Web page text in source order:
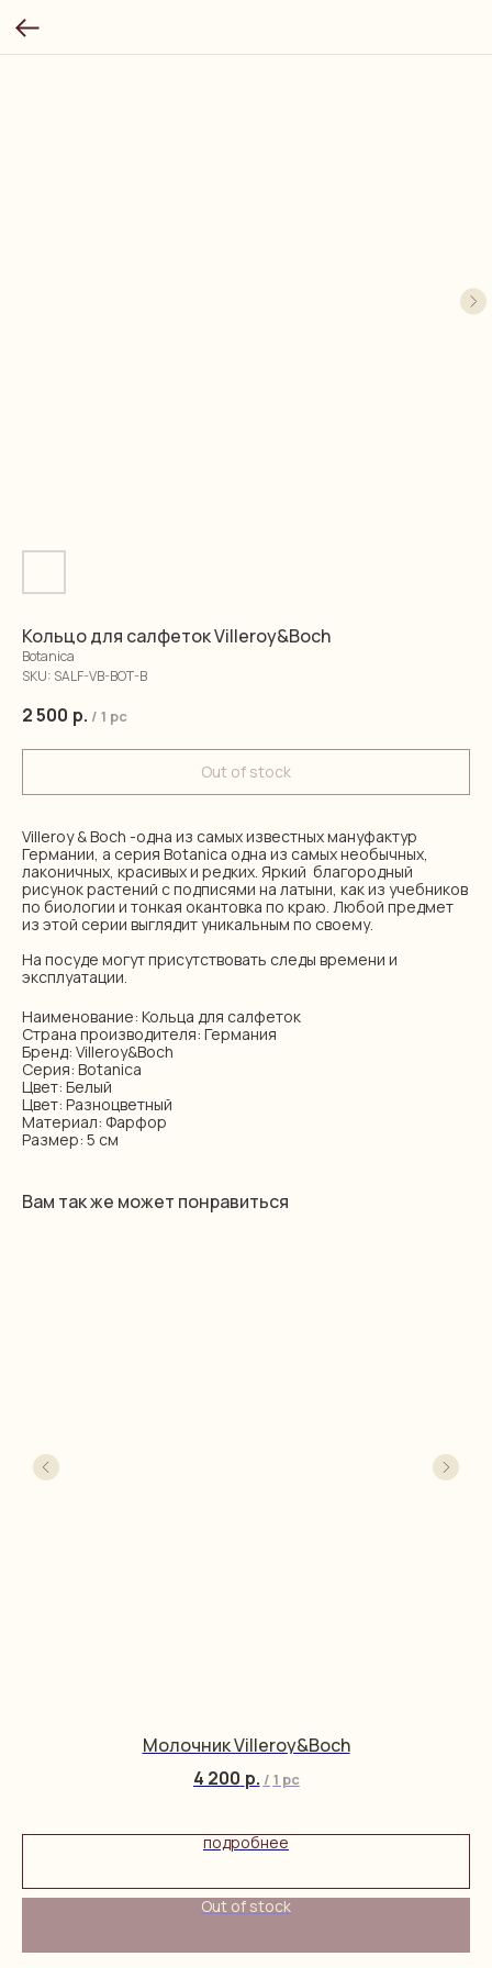
Кольцо для салфеток Villeroy&Boch
Botanica
SKU: SALF-VB-BOT-B
2 500 р. / 1 pc
Out of stock
Villeroy & Boch -одна из самых известных мануфактур
Германии, а серия Botanica одна из самых необычных,
лаконичных, красивых и редких. Яркий благородный
рисунок растений с подписями на латыни, как из учебников
по биологии и тонкая окантовка по краю. Любой предмет
из этой серии выглядит уникальным по своему.
На посуде могут присутствовать следы времени и
эксплуатации.
Наименование: Кольца для салфеток
Страна производителя: Германия
Бренд: Villeroy&Boch
Серия: Botanica
Цвет: Белый
Цвет: Разноцветный
Материал: Фарфор
Размер: 5 см
Вам так же может понравиться
Молочник Villeroy&Boch
4 200 р. / 1 pc
подробнее
Out of stock